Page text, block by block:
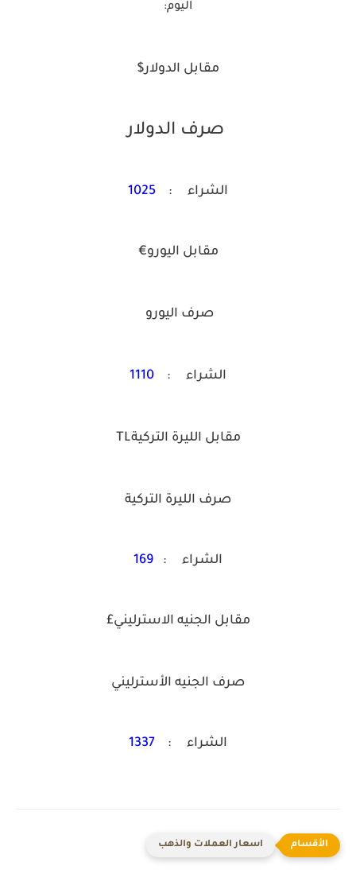
اليوم:
مقابل الدولار$
صرف الدولار
الشراء : 1025
مقابل اليورو€
صرف اليورو
الشراء : 1110
مقابل الليرة التركيةTL
صرف الليرة التركية
الشراء : 169
مقابل الجنيه الاسترليني£
صرف الجنيه الأسترليني
الشراء : 1337
اسعار العملات والذهب